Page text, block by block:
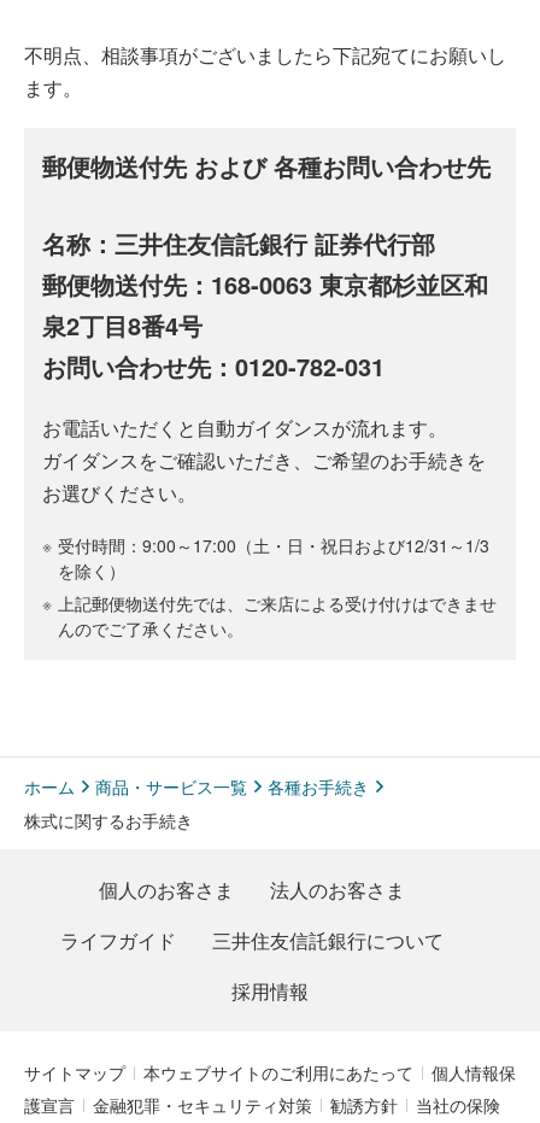
不明点、相談事項がございましたら下記宛てにお願いし
ます。
郵便物送付先 および 各種お問い合わせ先
名称：三井住友信託銀行 証券代行部
郵便物送付先：168-0063 東京都杉並区和
泉2丁目8番4号
お問い合わせ先：0120-782-031
お電話いただくと自動ガイダンスが流れます。
ガイダンスをご確認いただき、ご希望のお手続きを
お選びください。
※ 受付時間：9:00～17:00（土・日・祝日および12/31～1/3
を除く）
※ 上記郵便物送付先では、ご来店による受け付けはできませ
んのでご了承ください。
ホーム 商品・サービス一覧
各種お手続き
株式に関するお手続き
個人のお客さま
法人のお客さま
ライフガイド
三井住友信託銀行について
採用情報
サイトマップ 本ウェブサイトのご利用にあたって
個人情報保
護宣言
金融犯罪・セキュリティ対策 勧誘方針
当社の保険